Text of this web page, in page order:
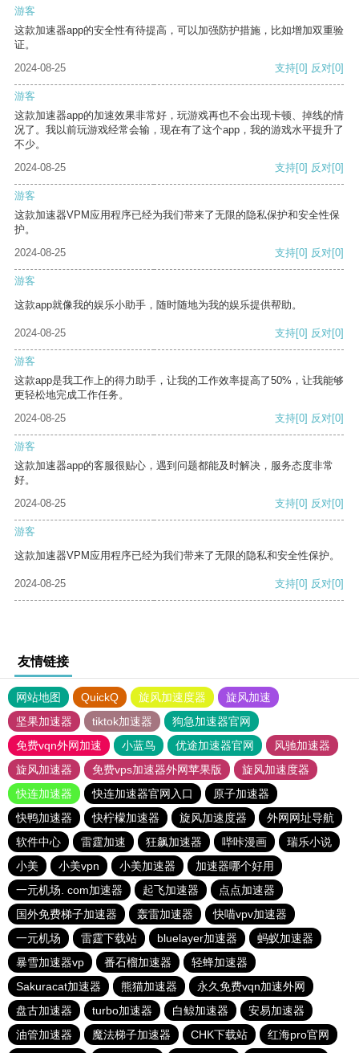
游客
这款加速器app的安全性有待提高，可以加强防护措施，比如增加双重验
证。
2024-08-25
支持[0] 反对[0]
游客
这款加速器app的加速效果非常好，玩游戏再也不会出现卡顿、掉线的情
况了。我以前玩游戏经常会输，现在有了这个app，我的游戏水平提升了
不少。
2024-08-25
支持[0] 反对[0]
游客
这款加速器VPM应用程序已经为我们带来了无限的隐私保护和安全性保
护。
2024-08-25
支持[0] 反对[0]
游客
这款app就像我的娱乐小助手，随时随地为我的娱乐提供帮助。
2024-08-25 支持[0] 反对[0]
游客
这款app是我工作上的得力助手，让我的工作效率提高了50%，让我能够
更轻松地完成工作任务。
2024-08-25
支持[0] 反对[0]
游客
这款加速器app的客服很贴心，遇到问题都能及时解决，服务态度非常
好。
2024-08-25
支持[0] 反对[0]
游客
这款加速器VPM应用程序已经为我们带来了无限的隐私和安全性保护。
2024-08-25 支持[0] 反对[0]
友情链接
网站地图 QuickQ 旋风加速度器
旋风加速
坚果加速器
tiktok加速器
狗急加速器官网
免费vqn外网加速
小蓝鸟 优途加速器官网
风驰加速器
旋风加速器
免费vps加速器外网苹果版
旋风加速度器
快连加速器
快连加速器官网入口
原子加速器
快鸭加速器
快柠檬加速器 旋风加速度器
外网网址导航
软件中心
雷霆加速 狂飙加速器 哔咔漫画
瑞乐小说
小美
小美vpn 小美加速器
加速器哪个好用
一元机场. com加速器
起飞加速器
点点加速器
国外免费梯子加速器
轰雷加速器
快喵vpv加速器
一元机场
雷霆下载站 bluelayer加速器
蚂蚁加速器
暴雪加速器vp
番石榴加速器
轻蜂加速器
Sakuracat加速器
熊猫加速器
永久免费vqn加速外网
盘古加速器
turbo加速器 白鲸加速器
安易加速器
油管加速器
魔法梯子加速器 CHK下载站
红海pro官网